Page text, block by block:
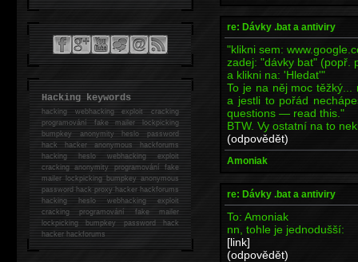
re: Dávky .bat a antiviry
"klikni sem:
zadej: "dávky bat" (popř.
a klikni na: 'Hledat'"
To je na něj moc těžký...
a jestli to pořád
questions — read this."
BTW. Vy ostatní na to
(odpovědět)
Amoniak
re: Dávky .bat a antiviry
To: Amoniak
nn, tohle je jednodušší:
[link]
(odpovědět)
Hacking keywords
hackingwebhacking exploit cracking
programování fake mailer lockpicking
bumpkey anonymity heslo password
hackhacker anonymous hackforums
hackingheslo webhacking exploit
cracking anonymity programování fake
mailer lockpicking bumpkey anonymous
password hack proxy hacker hackforums
hacking heslo webhacking exploit
cracking programování fake mailer
lockpicking bumpkey password hack
hackerhackforums